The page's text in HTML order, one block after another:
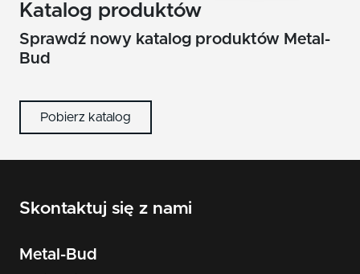
czarny
Katalog produktów
Sprawdź nowy katalog produktów Metal-
Bud
Pobierz katalog
Skontaktuj się z nami
Metal-Bud